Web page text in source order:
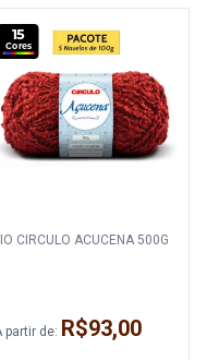
Fio Circulo Urbano 500G Cor
3227 Rose
Disponível:
12 Itens
Circulo Urbano 500G Cor
15
Cores
CIRCULO ACUCENA 500G
partir de: R$93,00